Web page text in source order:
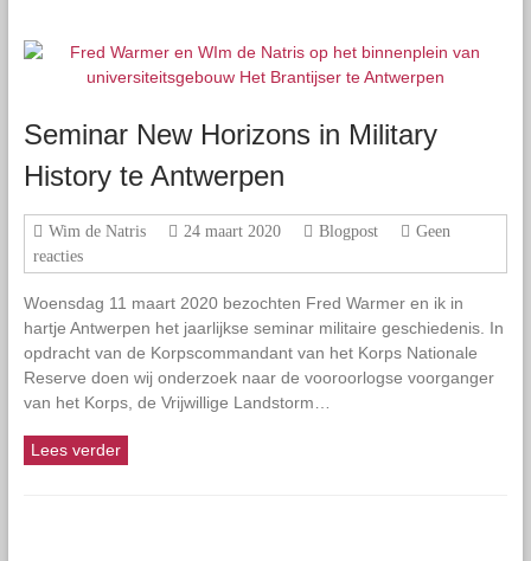
Seminar New Horizons in Military
History te Antwerpen
Wim de Natris 24 maart 2020 Blogpost
Geen
reacties
Woensdag 11 maart 2020 bezochten Fred Warmer en ik in
hartje Antwerpen het jaarlijkse seminar militaire geschiedenis. In
opdracht van de Korpscommandant van het Korps Nationale
Reserve doen wij onderzoek naar de vooroorlogse voorganger
van het Korps, de Vrijwillige Landstorm…
Lees verder